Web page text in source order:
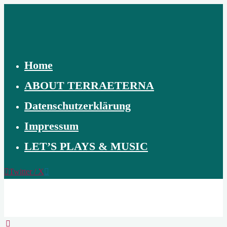
Home
ABOUT TERRAETERNA
Datenschutzerklärung
Impressum
LET’S PLAYS & MUSIC
Twitter / X
CREATION